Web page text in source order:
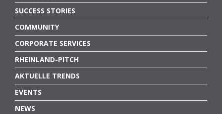
SUCCESS STORIES
COMMUNITY
CORPORATE SERVICES
RHEINLAND-PITCH
AKTUELLE TRENDS
EVENTS
NEWS